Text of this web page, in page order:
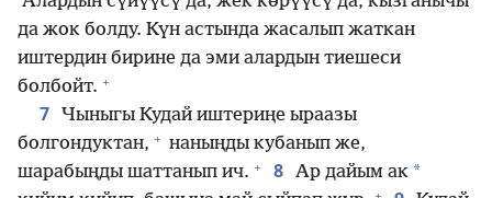
да жок болду. Күн астында жасалып жаткан
иштердин бирине да эми алардын тиешеси
болбойт. +
7
Чыныгы Кудай иштериңе ыраазы
болгондуктан, + наныңды кубанып же,
шарабыңды шаттанып ич. + 8 Ар дайым ак *